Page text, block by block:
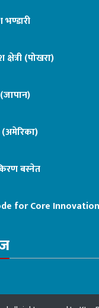
(पोखरा)
बस्नेत
for Core